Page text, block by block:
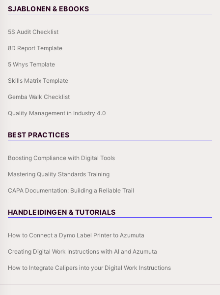
SJABLONEN & EBOOKS
5S Audit Checklist
8D Report Template
5 Whys Template
Skills Matrix Template
Gemba Walk Checklist
Quality Management in Industry 4.0
BEST PRACTICES
Boosting Compliance with Digital Tools
Mastering Quality Standards Training
CAPA Documentation: Building a Reliable Trail
HANDLEIDINGEN & TUTORIALS
How to Connect a Dymo Label Printer to Azumuta
Creating Digital Work Instructions with AI and Azumuta
How to Integrate Calipers into your Digital Work Instructions